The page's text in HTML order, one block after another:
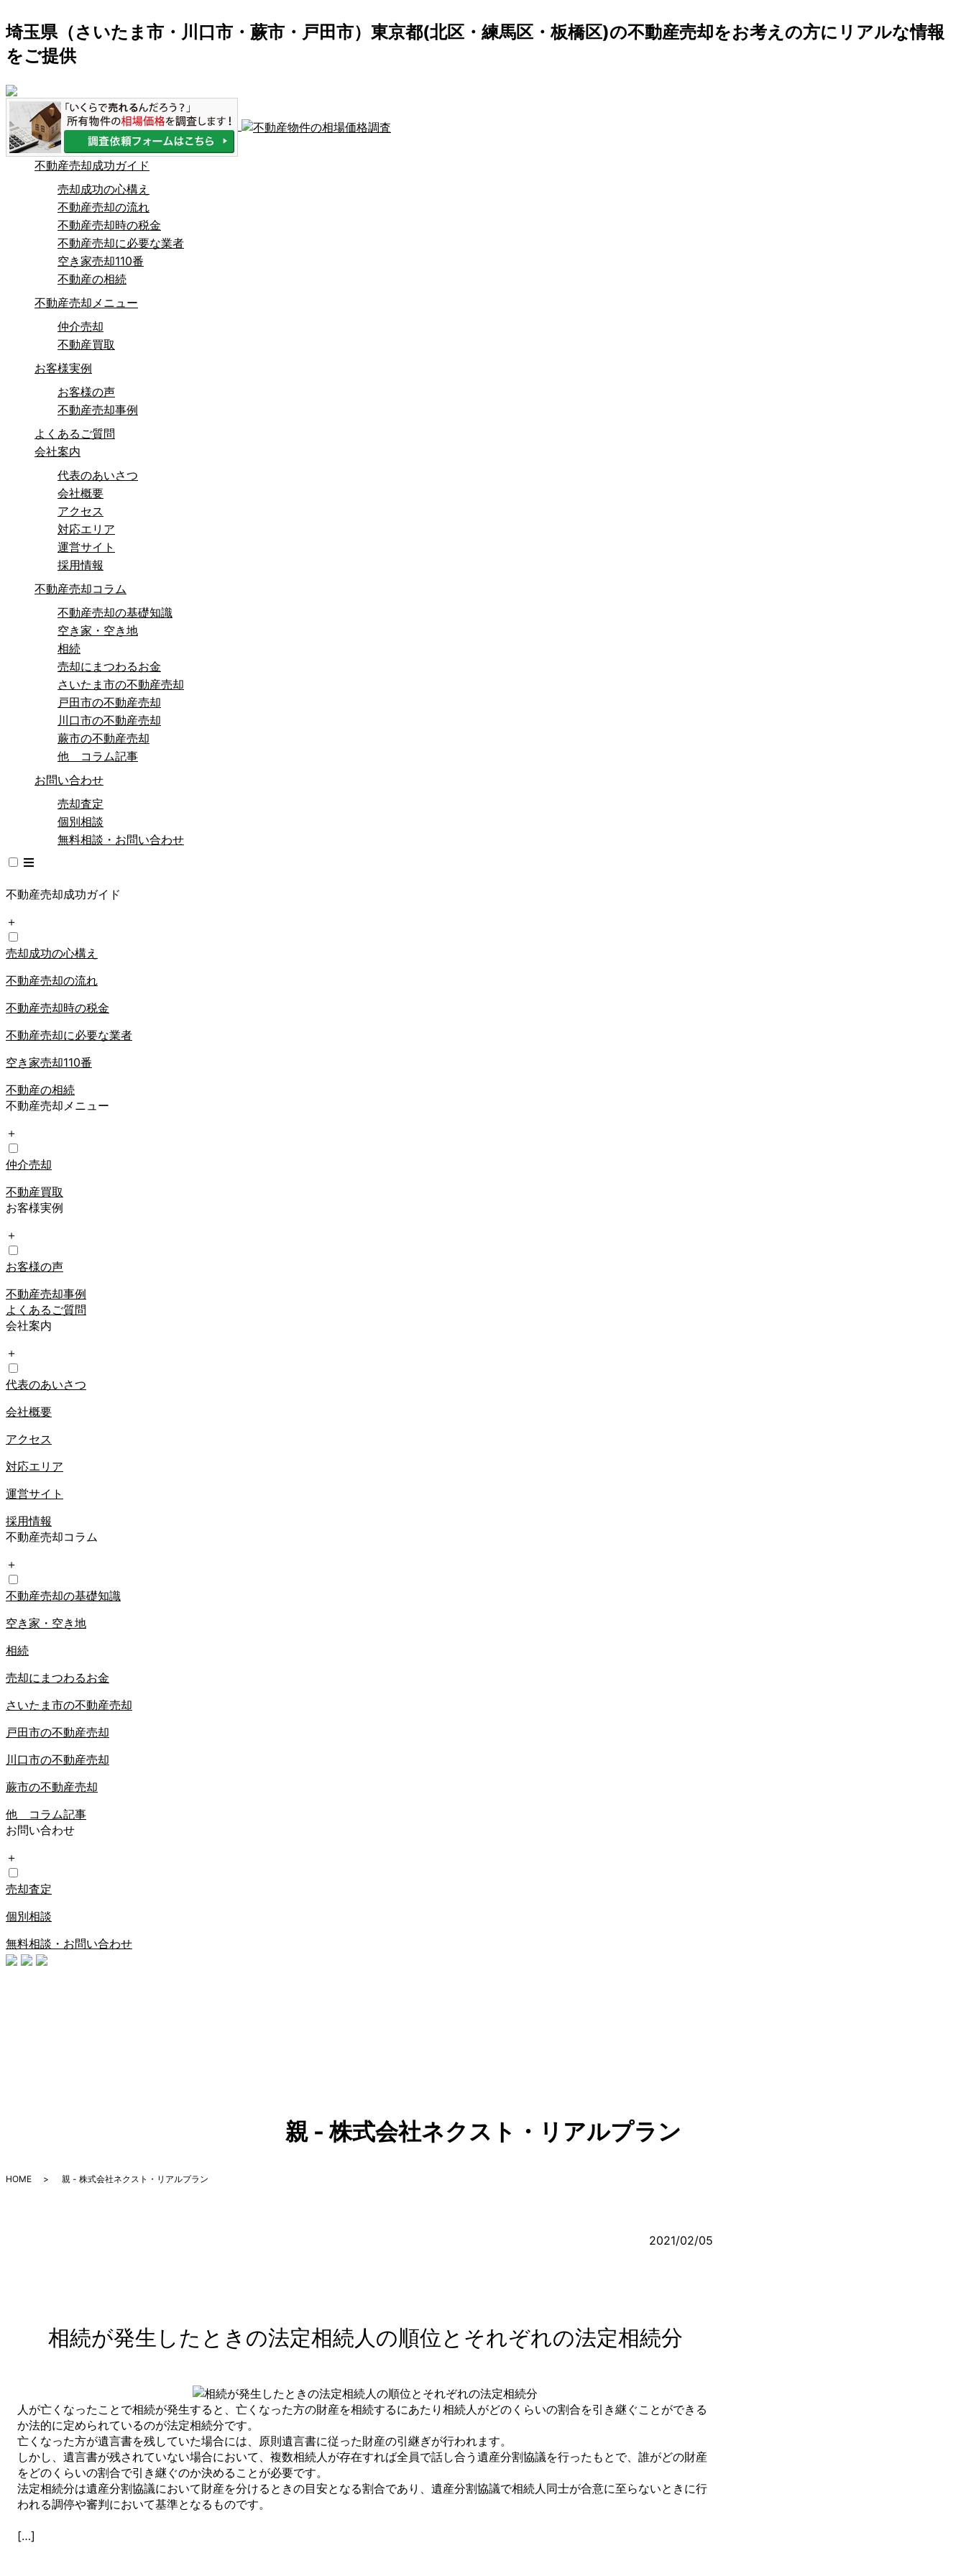
埼玉県（さいたま市・川口市・蕨市・戸田市）東京都(北区・練馬区・板橋区)の不動産売却をお考えの方にリアルな情報
をご提供
不動産売却成功ガイド
売却成功の心構え
不動産売却の流れ
不動産売却時の税金
不動産売却に必要な業者
空き家売却110番
不動産の相続
不動産売却メニュー
仲介売却
不動産買取
お客様実例
お客様の声
不動産売却事例
よくあるご質問
会社案内
代表のあいさつ
会社概要
アクセス
対応エリア
運営サイト
採用情報
不動産売却コラム
不動産売却の基礎知識
空き家・空き地
相続
売却にまつわるお金
さいたま市の不動産売却
戸田市の不動産売却
川口市の不動産売却
蕨市の不動産売却
他 コラム記事
お問い合わせ
売却査定
個別相談
無料相談・お問い合わせ
不動産売却成功ガイド
＋
売却成功の心構え
不動産売却の流れ
不動産売却時の税金
不動産売却に必要な業者
空き家売却110番
不動産の相続
不動産売却メニュー
＋
仲介売却
不動産買取
お客様実例
＋
お客様の声
不動産売却事例
よくあるご質問
会社案内
＋
代表のあいさつ
会社概要
アクセス
対応エリア
運営サイト
採用情報
不動産売却コラム
＋
不動産売却の基礎知識
空き家・空き地
相続
売却にまつわるお金
さいたま市の不動産売却
戸田市の不動産売却
川口市の不動産売却
蕨市の不動産売却
他 コラム記事
お問い合わせ
＋
売却査定
個別相談
無料相談・お問い合わせ
親 - 株式会社ネクスト・リアルプラン
HOME 親 - 株式会社ネクスト・リアルプラン
2021/02/05
相続が発生したときの法定相続人の順位とそれぞれの法定相続分
人が亡くなったことで相続が発生すると、亡くなった方の財産を相続するにあたり相続人がどのくらいの割合を引き継ぐことができる
か法的に定められているのが法定相続分です。
亡くなった方が遺言書を残していた場合には、原則遺言書に従った財産の引継ぎが行われます。
しかし、遺言書が残されていない場合において、複数相続人が存在すれば全員で話し合う遺産分割協議を行ったもとで、誰がどの財産
をどのくらいの割合で引き継ぐのか決めることが必要です。
法定相続分は遺産分割協議において財産を分けるときの目安となる割合であり、遺産分割協議で相続人同士が合意に至らないときに行
われる調停や審判において基準となるものです。
[…]